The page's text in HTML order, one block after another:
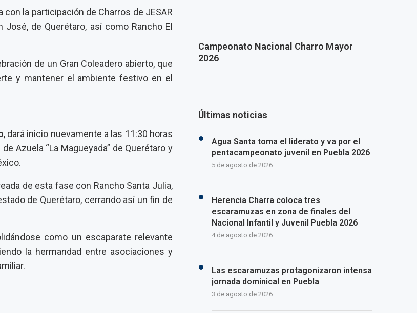
la participación de Charros de JESAR
de Querétaro, así como Rancho El
de un Gran Coleadero abierto, que
y mantener el ambiente festivo en el
, dará inicio nuevamente a las 11:30 horas
Azuela “La Magueyada” de Querétaro y
de esta fase con Rancho Santa Julia,
de Querétaro, cerrando así un fin de
como un escaparate relevante
la hermandad entre asociaciones y
Campeonato Nacional Charro Mayor
2026
Últimas noticias
Agua Santa toma el liderato y va por el
pentacampeonato juvenil en Puebla 2026
5 de agosto de 2026
Herencia Charra coloca tres
escaramuzas en zona de finales del
Nacional Infantil y Juvenil Puebla 2026
4 de agosto de 2026
Las escaramuzas protagonizaron intensa
jornada dominical en Puebla
3 de agosto de 2026